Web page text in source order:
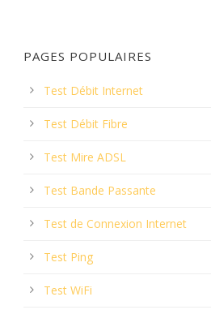
PAGES POPULAIRES
Test Débit Internet
Test Débit Fibre
Test Mire ADSL
Test Bande Passante
Test de Connexion Internet
Test Ping
Test WiFi